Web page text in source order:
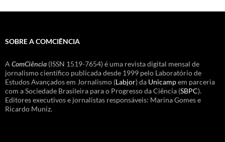
SOBRE A COMCIÊNCIA
A ComCiência (ISSN 1519-7654) é uma revista digital mensal de
jornalismo científico publicada desde 1999 pelo Laboratório de
Estudos Avançados em Jornalismo (Labjor) da Unicampem parceria
com a Sociedade Brasileira para o Progresso da Ciência (SBPC).
Editores executivos e jornalistas responsáveis: Marina Gomes e
Ricardo Muniz.